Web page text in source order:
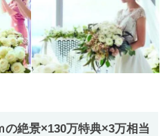
の絶景×130万特典×3万相当